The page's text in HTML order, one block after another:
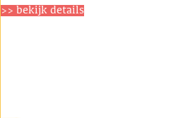
>> bekijk details